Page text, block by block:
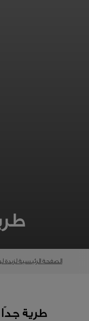
الصفحة الرئيسية لزبدة
طرية